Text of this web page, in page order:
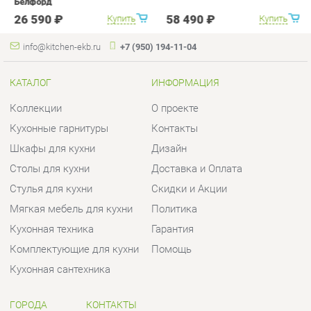
Коллекции
Шкафы для кухни
Мягкая мебель для кухни
Кухонная техника
Комплектующие для кухни
Кухонная сантехника
О проекте
Дизайн
Политика
Гарантия
Помощь
ГОРОДА
Весь мир
Екатеринбург
КОНТАКТЫ
Шоурум и склад самовывоза
Адрес: г.Екатеринбург,
Уральских рабочих, 54
Часы работы: